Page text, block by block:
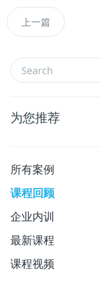
上一篇
为您推荐
所有案例
课程回顾
企业内训
最新课程
课程视频